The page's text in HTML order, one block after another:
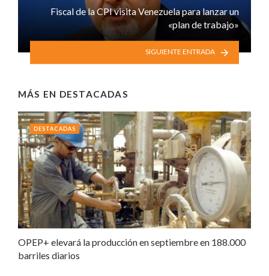
Fiscal de la CPI visita Venezuela para lanzar un
«plan de trabajo»
SIGUIENTE ENTRADA
MÁS EN DESTACADAS
OPEP+ elevará la producción en septiembre en 188.000
barriles diarios
DESTACADAS